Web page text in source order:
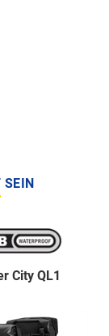
SEIN
City QL1